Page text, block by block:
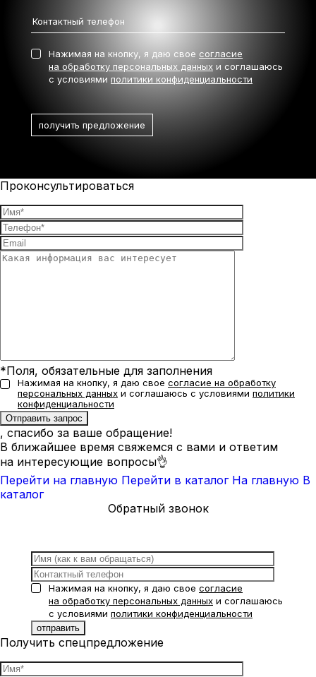
Нажимая на кнопку, я даю свое согласие
на обработку персональных данных и соглашаюсь
с условиями политики конфиденциальности
Проконсультироваться
*Поля, обязательные для заполнения
Нажимая на кнопку, я даю свое согласие на обработку
персональных данных и соглашаюсь с условиями политики
конфиденциальности
, спасибо за ваше обращение!
В ближайшее время свяжемся с вами и ответим
на интересующие вопросы👌
Перейти на главную Перейти в каталог На главную В
каталог
Обратный звонок
Нажимая на кнопку, я даю свое согласие
на обработку персональных данных и соглашаюсь
с условиями политики конфиденциальности
Получить спецпредложение